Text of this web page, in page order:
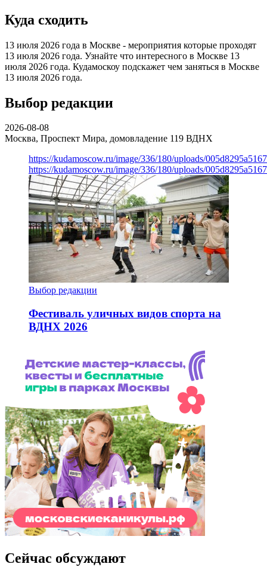
Куда сходить
13 июля 2026 года в Москве - мероприятия которые проходят
13 июля 2026 года. Узнайте что интересного в Москве 13
июля 2026 года. Кудамоскоу подскажет чем заняться в Москве
13 июля 2026 года.
Выбор редакции
2026-08-08
Москва, Проспект Мира, домовладение 119 ВДНХ
https://kudamoscow.ru/image/336/180/uploads/
https://kudamoscow.ru/image/336/180/uploads/
Выбор редакции
Фестиваль уличных видов спорта на
ВДНХ 2026
Сейчас обсуждают